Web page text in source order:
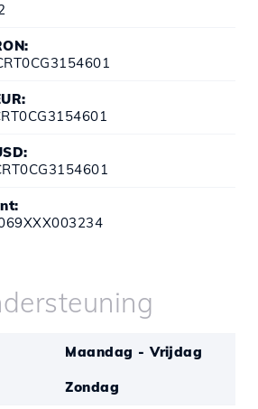
Maandag - Vrijdag
Zondag